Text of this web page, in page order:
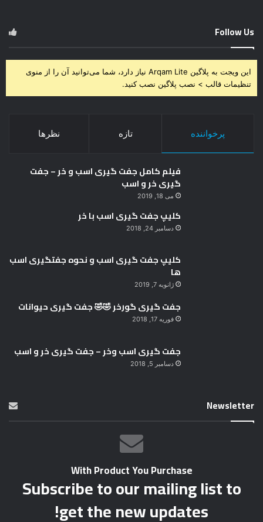
Follow Us
این ویجت به پلاگین Arqam Lite نیاز دارد، شما می‌توانید آن را از منوی
تنظیمات قالب > نصب پلاگین نصب کنید.
پرخواننده تازه نظرها
فیلم کامل جفت گیری اسب و خر – جفت
گیری خر و اسب
می 18, 2019
کلیپ جفت گیری اسب با خر
دسامبر 24, 2018
کلیپ جفت گیری اسب و نحوه جفتگیری اسب
ها
ژانویه 7, 2019
جفت گیری گورخر 🤣🤣 جفت گیری حیوانات
فوریه 17, 2018
جفت گیری اسب وخر – جفت گیری خر و اسب
دسامبر 5, 2018
Newsletter
With Product You Purchase
Subscribe to our mailing list to
get the new updates!